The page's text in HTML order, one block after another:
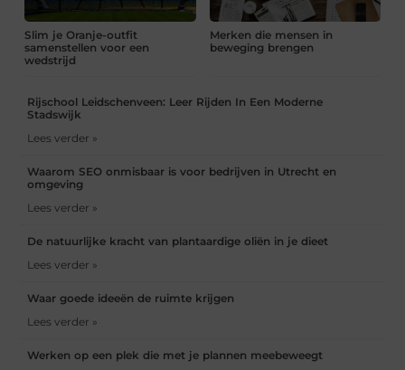
Slim je Oranje-outfit
samenstellen voor een
wedstrijd
Merken die mensen in
beweging brengen
Rijschool Leidschenveen: Leer Rijden In Een Moderne
Stadswijk
Lees verder »
Waarom SEO onmisbaar is voor bedrijven in Utrecht en
omgeving
Lees verder »
De natuurlijke kracht van plantaardige oliën in je dieet
Lees verder »
Waar goede ideeën de ruimte krijgen
Lees verder »
Werken op een plek die met je plannen meebeweegt